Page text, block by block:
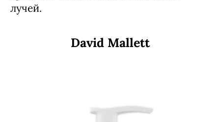
лучей.
David Mallett